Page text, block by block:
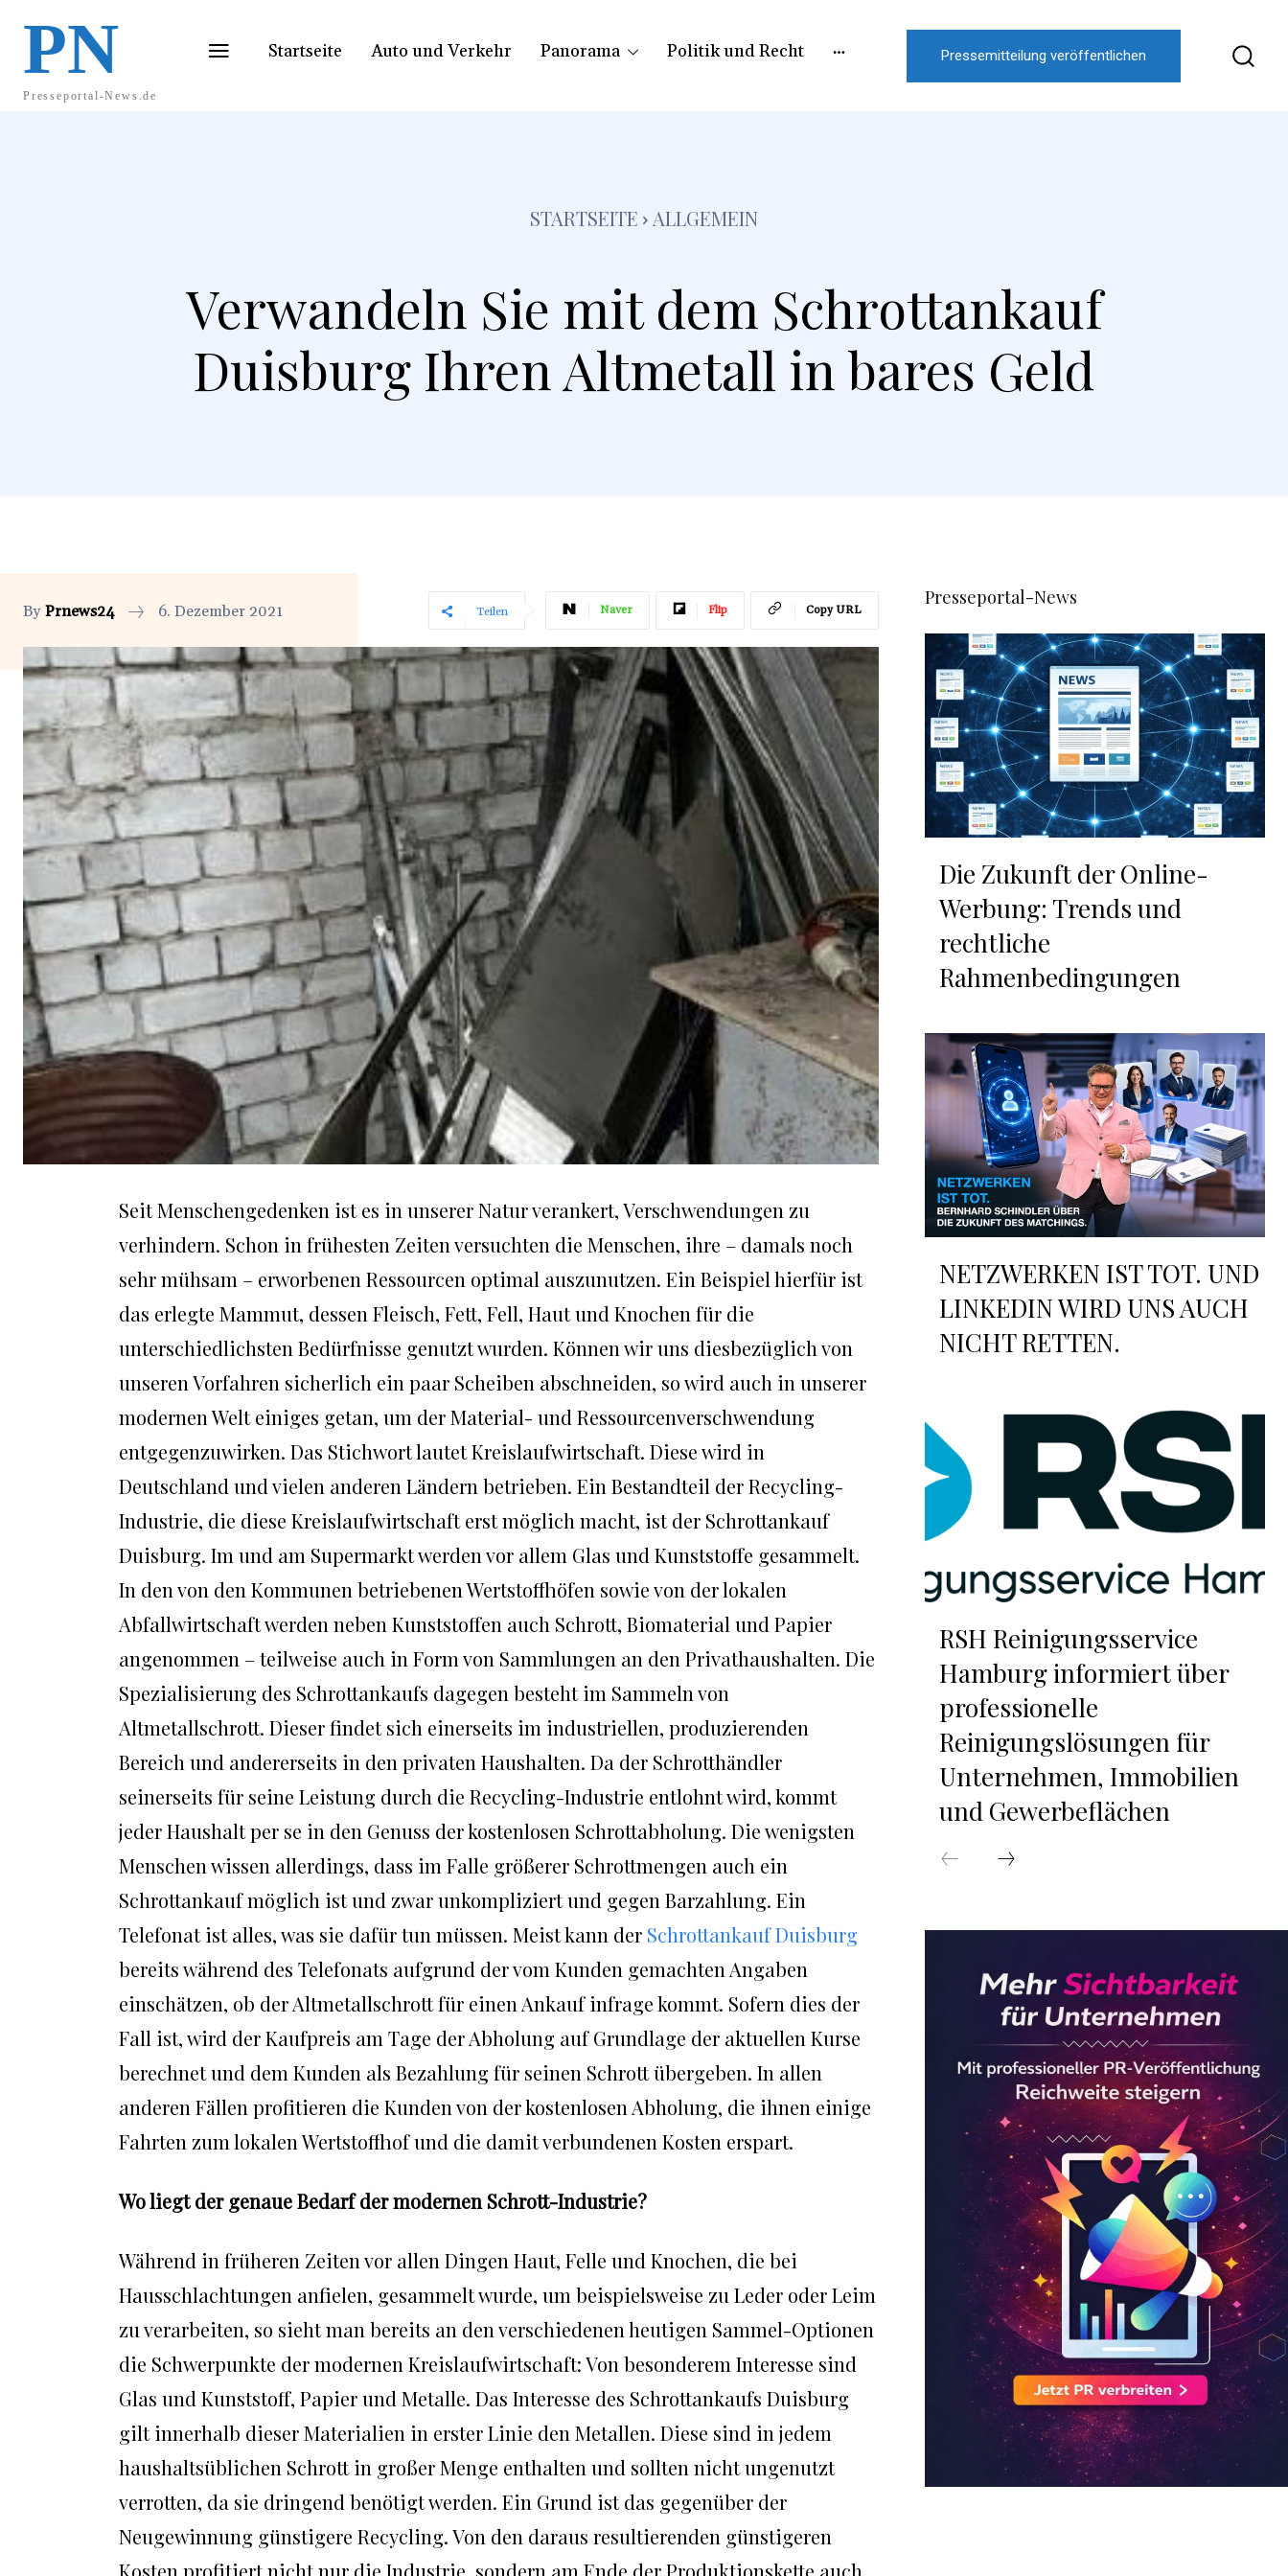
PN
Presseportal-News.de
Startseite Auto und Verkehr Panorama Politik und Recht Pressemitteilung veröffentlichen
STARTSEITE ALLGEMEIN
Verwandeln Sie mit dem Schrottankauf
Duisburg Ihren Altmetall in bares Geld
By Prnews24 6. Dezember 2021 Teilen Naver Flip Copy URL
Seit Menschengedenken ist es in unserer Natur verankert, Verschwendungen zu
verhindern. Schon in frühesten Zeiten versuchten die Menschen, ihre – damals noch
sehr mühsam – erworbenen Ressourcen optimal auszunutzen. Ein Beispiel hierfür ist
das erlegte Mammut, dessen Fleisch, Fett, Fell, Haut und Knochen für die
unterschiedlichsten Bedürfnisse genutzt wurden. Können wir uns diesbezüglich von
unseren Vorfahren sicherlich ein paar Scheiben abschneiden, so wird auch in unserer
modernen Welt einiges getan, um der Material- und Ressourcenverschwendung
entgegenzuwirken. Das Stichwort lautet Kreislaufwirtschaft. Diese wird in
Deutschland und vielen anderen Ländern betrieben. Ein Bestandteil der Recycling-
Industrie, die diese Kreislaufwirtschaft erst möglich macht, ist der Schrottankauf
Duisburg. Im und am Supermarkt werden vor allem Glas und Kunststoffe gesammelt.
In den von den Kommunen betriebenen Wertstoffhöfen sowie von der lokalen
Abfallwirtschaft werden neben Kunststoffen auch Schrott, Biomaterial und Papier
angenommen – teilweise auch in Form von Sammlungen an den Privathaushalten. Die
Spezialisierung des Schrottankaufs dagegen besteht im Sammeln von
Altmetallschrott. Dieser findet sich einerseits im industriellen, produzierenden
Bereich und andererseits in den privaten Haushalten. Da der Schrotthändler
seinerseits für seine Leistung durch die Recycling-Industrie entlohnt wird, kommt
jeder Haushalt per se in den Genuss der kostenlosen Schrottabholung. Die wenigsten
Menschen wissen allerdings, dass im Falle größerer Schrottmengen auch ein
Schrottankauf möglich ist und zwar unkompliziert und gegen Barzahlung. Ein
Telefonat ist alles, was sie dafür tun müssen. Meist kann der Schrottankauf Duisburg
bereits während des Telefonats aufgrund der vom Kunden gemachten Angaben
einschätzen, ob der Altmetallschrott für einen Ankauf infrage kommt. Sofern dies der
Fall ist, wird der Kaufpreis am Tage der Abholung auf Grundlage der aktuellen Kurse
berechnet und dem Kunden als Bezahlung für seinen Schrott übergeben. In allen
anderen Fällen profitieren die Kunden von der kostenlosen Abholung, die ihnen einige
Fahrten zum lokalen Wertstoffhof und die damit verbundenen Kosten erspart.
Wo liegt der genaue Bedarf der modernen Schrott-Industrie?
Während in früheren Zeiten vor allen Dingen Haut, Felle und Knochen, die bei
Hausschlachtungen anfielen, gesammelt wurde, um beispielsweise zu Leder oder Leim
zu verarbeiten, so sieht man bereits an den verschiedenen heutigen Sammel-Optionen
die Schwerpunkte der modernen Kreislaufwirtschaft: Von besonderem Interesse sind
Glas und Kunststoff, Papier und Metalle. Das Interesse des Schrottankaufs Duisburg
gilt innerhalb dieser Materialien in erster Linie den Metallen. Diese sind in jedem
haushaltsüblichen Schrott in großer Menge enthalten und sollten nicht ungenutzt
verrotten, da sie dringend benötigt werden. Ein Grund ist das gegenüber der
Neugewinnung günstigere Recycling. Von den daraus resultierenden günstigeren
Kosten profitiert nicht nur die Industrie, sondern am Ende der Produktionskette auch
Presseportal-News
Die Zukunft der Online-
Werbung: Trends und
rechtliche
Rahmenbedingungen
NETZWERKEN IST TOT. UND
LINKEDIN WIRD UNS AUCH
NICHT RETTEN.
RSH Reinigungsservice
Hamburg informiert über
professionelle
Reinigungslösungen für
Unternehmen, Immobilien
und Gewerbeflächen